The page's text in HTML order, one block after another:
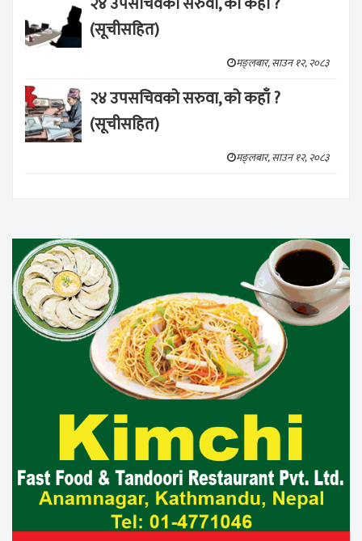
(सूचीसहित)
मङ्लबार, साउन १२, २०८३
२४ उपसचिवको सरुवा, को कहाँ ?
(सूचीसहित)
मङ्लबार, साउन १२, २०८३